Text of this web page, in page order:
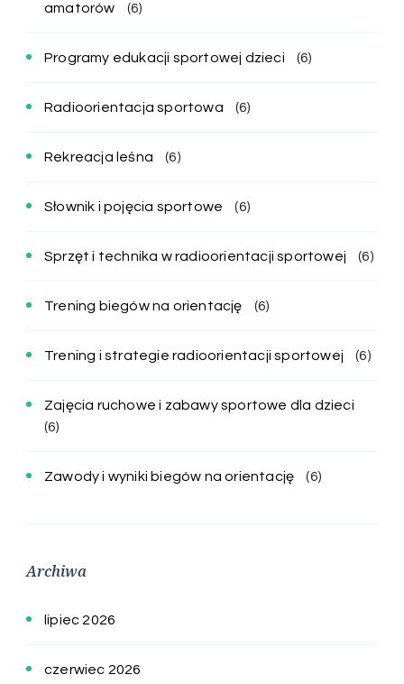
amatorów
(6)
Programy edukacji sportowej dzieci (6)
Radioorientacja sportowa (6)
Rekreacja leśna (6)
Słownik i pojęcia sportowe (6)
Sprzęt i technika w radioorientacji sportowej (6)
Trening biegów na orientację (6)
Trening i strategie radioorientacji sportowej (6)
Zajęcia ruchowe i zabawy sportowe dla dzieci
(6)
Zawody i wyniki biegów na orientację (6)
Archiwa
lipiec 2026
czerwiec 2026